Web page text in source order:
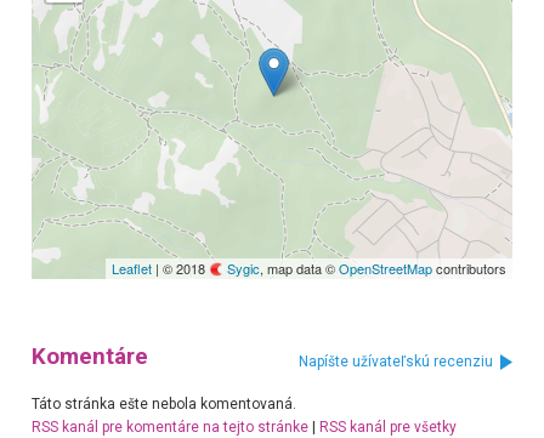
Leaflet | © 2018 Sygic, map data ©OpenStreetMapcontributors
Komentáre Napíšte užívateľskú recenziu
Táto stránka ešte nebola komentovaná.
RSS kanál pre komentáre na tejto stránke|
RSS kanál pre všetky